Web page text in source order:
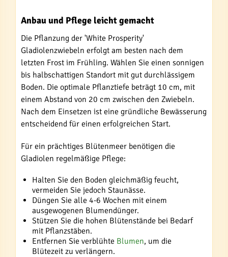
Anbau und Pflege leicht gemacht
Die Pflanzung der 'White Prosperity'
Gladiolenzwiebeln erfolgt am besten nach dem
letzten Frost im Frühling. Wählen Sie einen sonnigen
bis halbschattigen Standort mit gut durchlässigem
Boden. Die optimale Pflanztiefe beträgt 10 cm, mit
einem Abstand von 20 cm zwischen den Zwiebeln.
Nach dem Einsetzen ist eine gründliche Bewässerung
entscheidend für einen erfolgreichen Start.
Für ein prächtiges Blütenmeer benötigen die
Gladiolen regelmäßige Pflege:
Halten Sie den Boden gleichmäßig feucht,
vermeiden Sie jedoch Staunässe.
Düngen Sie alle 4-6 Wochen mit einem
ausgewogenen Blumendünger.
Stützen Sie die hohen Blütenstände bei Bedarf
mit Pflanzstäben.
Entfernen Sie verblühte Blumen, um die
Blütezeit zu verlängern.